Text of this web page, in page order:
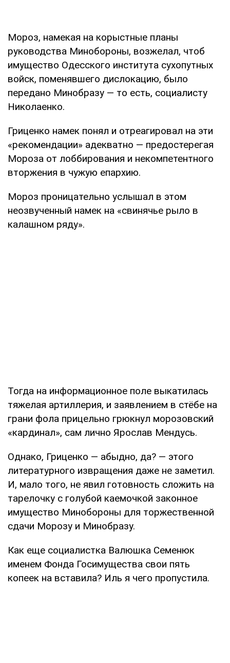
Мороз, намекая на корыстные планы
руководства Минобороны, возжелал, чтоб
имущество Одесского института сухопутных
войск, поменявшего дислокацию, было
передано Минобразу — то есть, социалисту
Николаенко.
Гриценко намек понял и отреагировал на эти
«рекомендации» адекватно — предостерегая
Мороза от лоббирования и некомпетентного
вторжения в чужую епархию.
Мороз проницательно услышал в этом
неозвученный намек на «свинячье рыло в
калашном ряду».
Тогда на информационное поле выкатилась
тяжелая артиллерия, и заявлением в стёбе на
грани фола прицельно грюкнул морозовский
«кардинал», сам лично Ярослав Мендусь.
Однако, Гриценко — абыдно, да? — этого
литературного извращения даже не заметил.
И, мало того, не явил готовность сложить на
тарелочку с голубой каемочкой законное
имущество Минобороны для торжественной
сдачи Морозу и Минобразу.
Как еще социалистка Валюшка Семенюк
именем Фонда Госимущества свои пять
копеек на вставила? Иль я чего пропустила.